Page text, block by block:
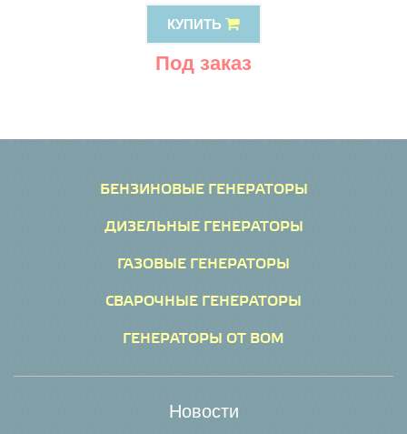
КУПИТЬ
Под заказ
БЕНЗИНОВЫЕ ГЕНЕРАТОРЫ
ДИЗЕЛЬНЫЕ ГЕНЕРАТОРЫ
ГАЗОВЫЕ ГЕНЕРАТОРЫ
СВАРОЧНЫЕ ГЕНЕРАТОРЫ
ГЕНЕРАТОРЫ ОТ ВОМ
Новости